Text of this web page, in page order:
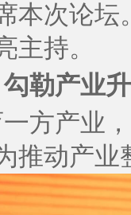
本次论
主持。
勒产业
方产业
推动产业